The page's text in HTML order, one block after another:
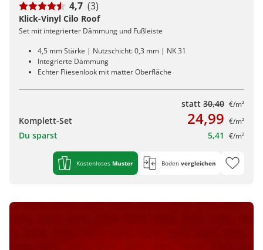
4,7 (3)
Klick-Vinyl Cilo Roof
Set mit integrierter Dämmung und Fußleiste
4,5 mm Stärke | Nutzschicht: 0,3 mm | NK 31
Integrierte Dämmung
Echter Fliesenlook mit matter Oberfläche
statt 30,40 €/m²
Komplett-Set 24,99 €/m²
Du sparst 5,41 €/m²
Kostenloses Muster Boden vergleichen